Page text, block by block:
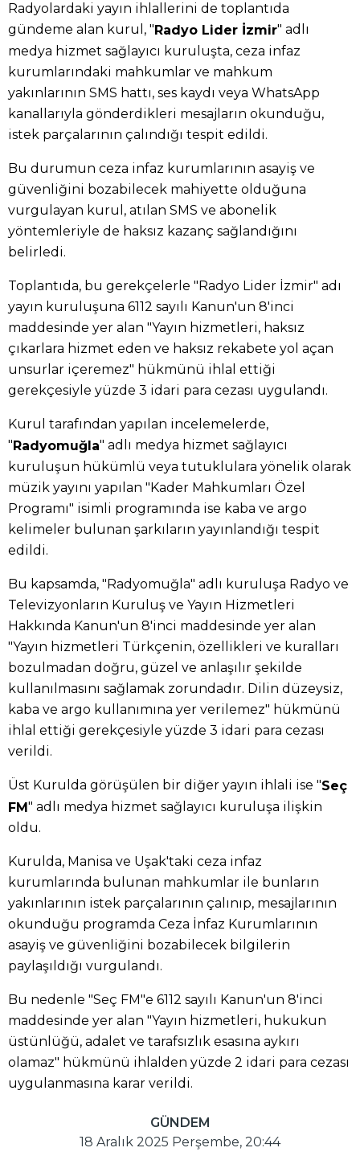
Radyolardaki yayın ihlallerini de toplantıda
gündeme alan kurul, "Radyo Lider İzmir" adlı
medya hizmet sağlayıcı kuruluşta, ceza infaz
kurumlarındaki mahkumlar ve mahkum
yakınlarının SMS hattı, ses kaydı veya WhatsApp
kanallarıyla gönderdikleri mesajların okunduğu,
istek parçalarının çalındığı tespit edildi.
Bu durumun ceza infaz kurumlarının asayiş ve
güvenliğini bozabilecek mahiyette olduğuna
vurgulayan kurul, atılan SMS ve abonelik
yöntemleriyle de haksız kazanç sağlandığını
belirledi.
Toplantıda, bu gerekçelerle "Radyo Lider İzmir" adı
yayın kuruluşuna 6112 sayılı Kanun'un 8'inci
maddesinde yer alan "Yayın hizmetleri, haksız
çıkarlara hizmet eden ve haksız rekabete yol açan
unsurlar içeremez" hükmünü ihlal ettiği
gerekçesiyle yüzde 3 idari para cezası uygulandı.
Kurul tarafından yapılan incelemelerde,
"Radyomuğla" adlı medya hizmet sağlayıcı
kuruluşun hükümlü veya tutuklulara yönelik olarak
müzik yayını yapılan "Kader Mahkumları Özel
Programı" isimli programında ise kaba ve argo
kelimeler bulunan şarkıların yayınlandığı tespit
edildi.
Bu kapsamda, "Radyomuğla" adlı kuruluşa Radyo ve
Televizyonların Kuruluş ve Yayın Hizmetleri
Hakkında Kanun'un 8'inci maddesinde yer alan
"Yayın hizmetleri Türkçenin, özellikleri ve kuralları
bozulmadan doğru, güzel ve anlaşılır şekilde
kullanılmasını sağlamak zorundadır. Dilin düzeysiz,
kaba ve argo kullanımına yer verilemez" hükmünü
ihlal ettiği gerekçesiyle yüzde 3 idari para cezası
verildi.
Üst Kurulda görüşülen bir diğer yayın ihlali ise "Seç
FM" adlı medya hizmet sağlayıcı kuruluşa ilişkin
oldu.
Kurulda, Manisa ve Uşak'taki ceza infaz
kurumlarında bulunan mahkumlar ile bunların
yakınlarının istek parçalarının çalınıp, mesajlarının
okunduğu programda Ceza İnfaz Kurumlarının
asayiş ve güvenliğini bozabilecek bilgilerin
paylaşıldığı vurgulandı.
Bu nedenle "Seç FM"e 6112 sayılı Kanun'un 8'inci
maddesinde yer alan "Yayın hizmetleri, hukukun
üstünlüğü, adalet ve tarafsızlık esasına aykırı
olamaz" hükmünü ihlalden yüzde 2 idari para cezası
uygulanmasına karar verildi.
GÜNDEM
18 Aralık 2025 Perşembe, 20:44